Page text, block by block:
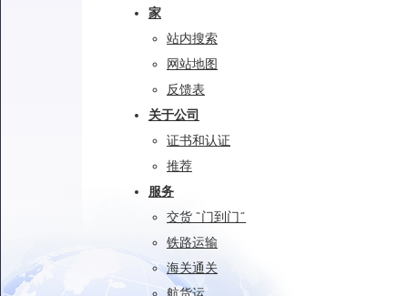
家
站内搜索
网站地图
反馈表
关于公司
证书和认证
推荐
服务
交货 “门到门”
铁路运输
海关通关
航货运